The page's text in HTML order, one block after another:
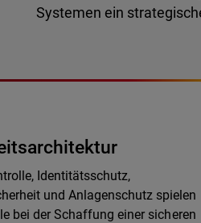
Systemen ein
Identitätsschutz,
und Anlagenschutz spielen
bei der Schaffung einer sicheren